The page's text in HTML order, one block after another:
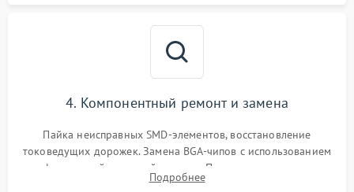
4. Компонентный ремонт и замена
Пайка неисправных SMD-элементов, восстановление
токоведущих дорожек. Замена BGA-чипов с использованием
инфракрасной паяльной станции. Прошивка микросхемы
BIOS или замена поврежденных портов USB
Подробнее